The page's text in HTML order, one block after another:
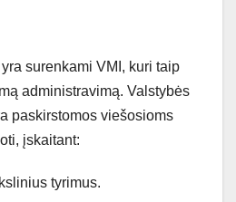
surenkami VMI, kuri taip
administravimą. Valstybės
paskirstomos viešosioms
įskaitant:
tyrimus.